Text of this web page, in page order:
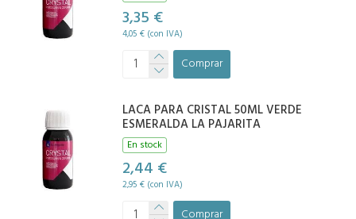
3,35 €
4,05 € (con IVA)
Comprar
LACA PARA CRISTAL 50ML VERDE
ESMERALDA LA PAJARITA
En stock
2,44 €
2,95 € (con IVA)
Comprar